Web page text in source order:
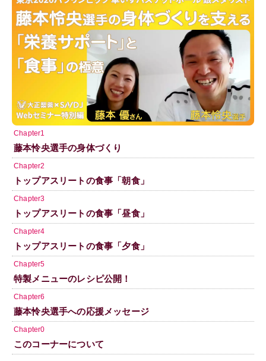
Chapter1
藤本怜央選手の身体づくり
Chapter2
トップアスリートの食事「朝食」
Chapter3
トップアスリートの食事「昼食」
Chapter4
トップアスリートの食事「夕食」
Chapter5
特製メニューのレシピ公開！
Chapter6
藤本怜央選手への応援メッセージ
Chapter0
このコーナーについて